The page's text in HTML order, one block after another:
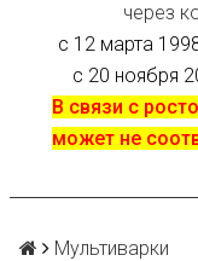
через
с 12 марта
с 20 ноября
В связи с
может не
Мультиварки